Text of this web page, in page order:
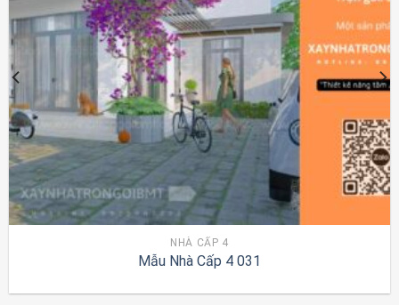
NHÀ CẤP 4
Mẫu Nhà Cấp 4 031